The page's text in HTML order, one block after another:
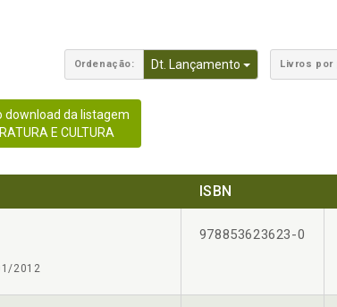
Ordenação: Dt. Lançamento ToggleLivros por
download da listagem
E CULTURA
ISBN
2012
978853623623-0